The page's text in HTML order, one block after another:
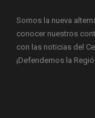
Somos la nueva
conocer nuestros
con las noticias del
¡Defendemos la